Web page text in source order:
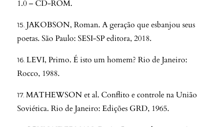
1.0 – CD-ROM.
JAKOBSON, Roman. A geração que esbanjou seus
poetas. São Paulo: SESI-SP editora, 2018.
LEVI, Primo. É isto um homem? Rio de Janeiro:
Rocco, 1988.
MATHEWSON et al. Conflito e controle na União
Soviética. Rio de Janeiro: Edições GRD, 1965.